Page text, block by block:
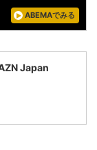
ABEMAでみる
Japan